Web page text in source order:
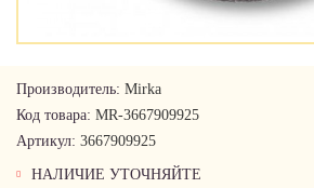
Производитель: Mirka
Код товара: MR-3667909925
Артикул: 3667909925
НАЛИЧИЕ УТОЧНЯЙТЕ